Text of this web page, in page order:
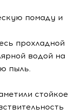
помаду и
прохладной
водой на
пыль.
стойкое